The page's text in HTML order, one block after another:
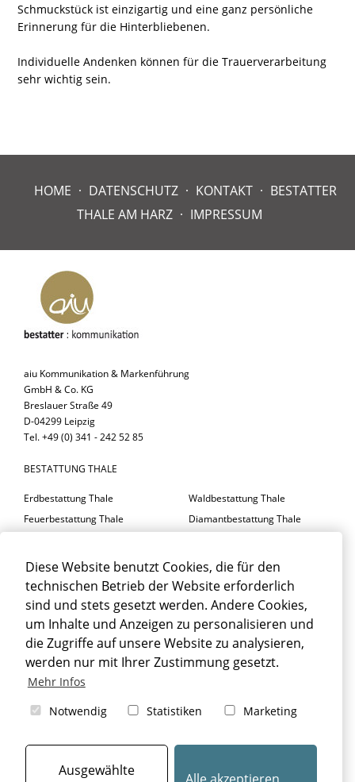
Diese Website benutzt Cookies, die für den
technischen Betrieb der Website erforderlich
sind und stets gesetzt werden. Andere Cookies,
um Inhalte und Anzeigen zu personalisieren und
die Zugriffe auf unsere Website zu analysieren,
werden nur mit Ihrer Zustimmung gesetzt.
Mehr Infos
Notwendig
Statistiken Marketing
Ausgewählte
Schmuckstück ist einzigartig und eine ganz persönliche
Erinnerung für die Hinterbliebenen.
Individuelle Andenken können für die Trauerverarbeitung
sehr wichtig sein.
HOME DATENSCHUTZ KONTAKT
BESTATTER
THALE AM HARZ
IMPRESSUM
aiu Kommunikation & Markenführung
GmbH & Co. KG
Breslauer Straße 49
D-04299 Leipzig
Tel. +49 (0) 341 - 242 52 85
BESTATTUNG THALE
Erdbestattung Thale
Feuerbestattung Thale
Waldbestattung Thale
Diamantbestattung Thale
BESTATTER THALE
Trauerfeier Thale
Trauerbegleitung Thale
Beisetzung Thale
Trauerfloristik Thale
Trauerhalle Thale
TRAUERFALL THALE
Sterbefall Thale
Bestattungsarten Thale
Erbrecht Thale